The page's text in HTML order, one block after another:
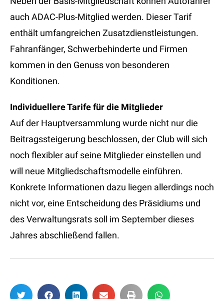
auch ADAC-Plus-Mitglied werden. Dieser Tarif
enthält umfangreichen Zusatzdienstleistungen.
Fahranfänger, Schwerbehinderte und Firmen
kommen in den Genuss von besonderen
Konditionen.
Individuellere Tarife für die Mitglieder
Auf der Hauptversammlung wurde nicht nur die
Beitragssteigerung beschlossen, der Club will sich
noch flexibler auf seine Mitglieder einstellen und
will neue Mitgliedschaftsmodelle einführen.
Konkrete Informationen dazu liegen allerdings noch
nicht vor, eine Entscheidung des Präsidiums und
des Verwaltungsrats soll im September dieses
Jahres abschließend fallen.